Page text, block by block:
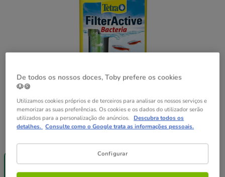
100 ml
un.
De todos os nossos doces, Toby prefere os cookies
🐶🍪
Utilizamos cookies próprios e de terceiros para analisar os nossos serviços e
memorizar as suas preferências. Os cookies e os dados do utilizador serão
utilizados para a personalização de anúncios. Descubra todos os
detalhes. Consulte como o Google trata as informações pessoais.
Configurar